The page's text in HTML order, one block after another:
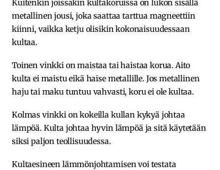
Kuitenkin joissakin kultakoruissa on lukon sisällä
metallinen jousi, joka saattaa tarttua magneettiin
kiinni, vaikka ketju olisikin kokonaisuudessaan
kultaa.
Toinen vinkki on maistaa tai haistaa korua. Aito
kulta ei maistu eikä haise metallille. Jos metallinen
haju tai maku tuntuu vahvasti, koru ei ole kultaa.
Kolmas vinkki on kokeilla kullan kykyä johtaa
lämpöä. Kulta johtaa hyvin lämpöä ja sitä käytetään
siksi paljon teollisuudessa.
Kultaesineen lämmönjohtamisen voi testata